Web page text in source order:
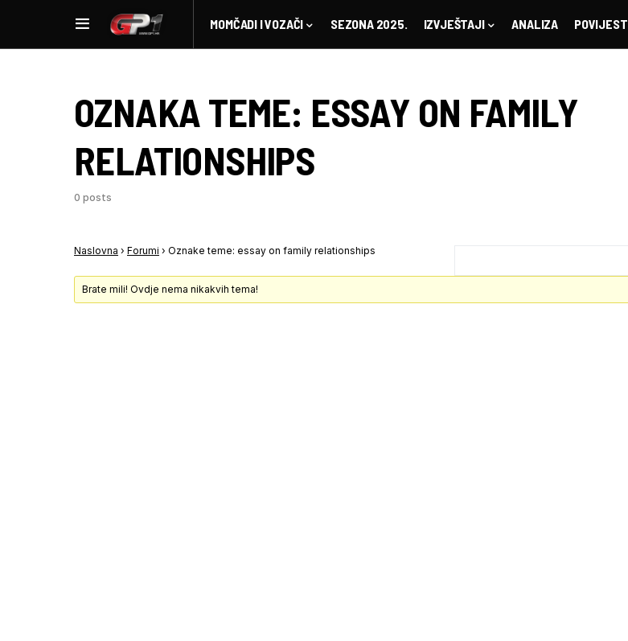
MOMČADI I VOZAČI SEZONA 2025. IZVJEŠTAJI ANALIZA POVIJEST
OZNAKA TEME: ESSAY ON FAMILY
RELATIONSHIPS
0 posts
Naslovna › Forumi › Oznake teme: essay on family relationships
Brate mili! Ovdje nema nikakvih tema!